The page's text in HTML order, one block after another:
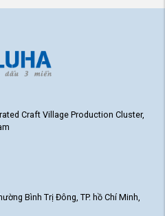
Craft Village Production Cluster,
Bình Trị Đông, TP. hồ Chí Minh,